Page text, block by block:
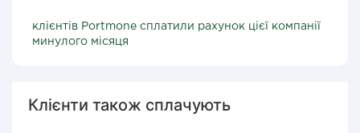
клієнтів Portmone сплатили рахунок цієї компанії
минулого місяця
Клієнти також сплачують